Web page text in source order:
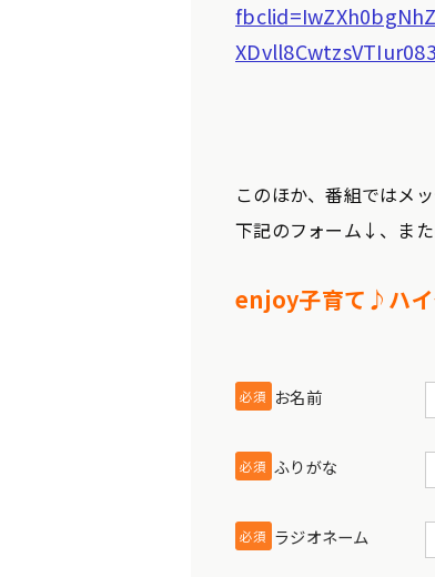
このほか、番組ではメ
下記のフォーム↓、ま
enjoy子育て♪ハイ
必須 お名前
必須 ふりがな
必須 ラジオネーム